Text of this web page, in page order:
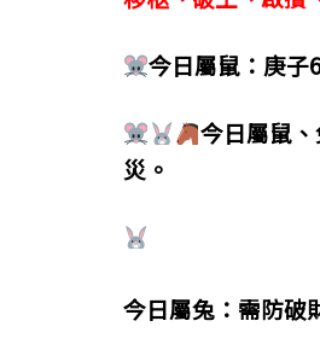
今日屬鼠：庚子
今日屬鼠
災。
今日屬兔：需防破